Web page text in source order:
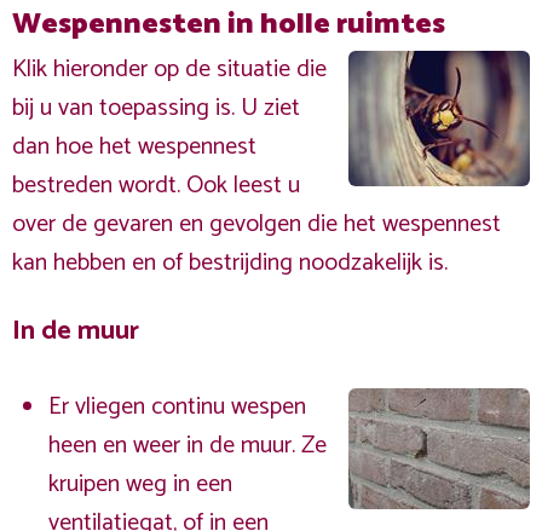
Wespennesten in holle ruimtes
Klik hieronder op de situatie die
bij u van toepassing is. U ziet
dan hoe het wespennest
bestreden wordt. Ook leest u
over de gevaren en gevolgen die het wespennest
kan hebben en of bestrijding noodzakelijk is.
In de muur
Er vliegen continu wespen
heen en weer in de muur. Ze
kruipen weg in een